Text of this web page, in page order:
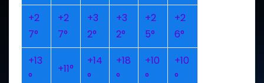
+2
7°
+2
7°
+3
2°
+3
2°
+2
5°
+2
6°
+13
°
+11°
+14
°
+18
°
+10
°
+10
°